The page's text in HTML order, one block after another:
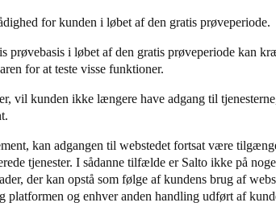
for kunden i løbet af den gratis prøveperiode.
prøvebasis i løbet af den gratis prøveperiode kan
for at teste visse funktioner.
vil kunden ikke længere have adgang til
kan adgangen til webstedet fortsat være
tjenester. I sådanne tilfælde er Salto ikke på
der kan opstå som følge af kundens brug af
platformen og enhver anden handling udført af